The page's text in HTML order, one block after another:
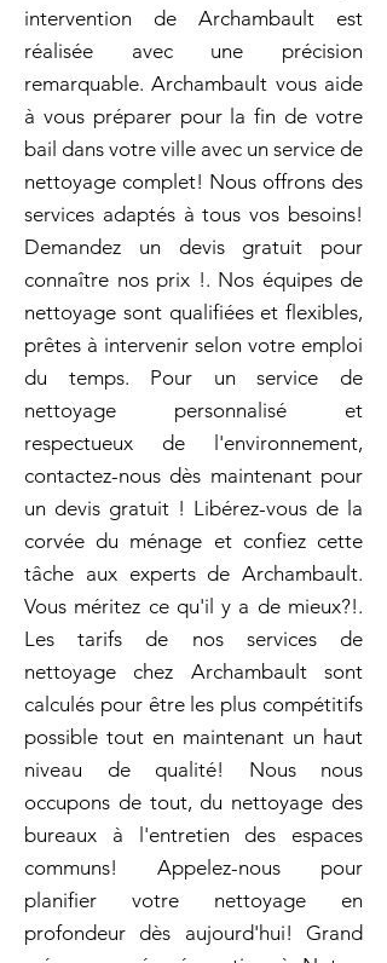
intervention de Archambault est
réalisée avec une précision
remarquable. Archambault vous aide
à vous préparer pour la fin de votre
bail dans votre ville avec un service de
nettoyage complet! Nous offrons des
services adaptés à tous vos besoins!
Demandez un devis gratuit pour
connaître nos prix !. Nos équipes de
nettoyage sont qualifiées et flexibles,
prêtes à intervenir selon votre emploi
du temps. Pour un service de
nettoyage personnalisé et
respectueux de l'environnement,
contactez-nous dès maintenant pour
un devis gratuit ! Libérez-vous de la
corvée du ménage et confiez cette
tâche aux experts de Archambault.
Vous méritez ce qu'il y a de mieux?!.
Les tarifs de nos services de
nettoyage chez Archambault sont
calculés pour être les plus compétitifs
possible tout en maintenant un haut
niveau de qualité! Nous nous
occupons de tout, du nettoyage des
bureaux à l'entretien des espaces
communs! Appelez-nous pour
planifier votre nettoyage en
profondeur dès aujourd'hui! Grand